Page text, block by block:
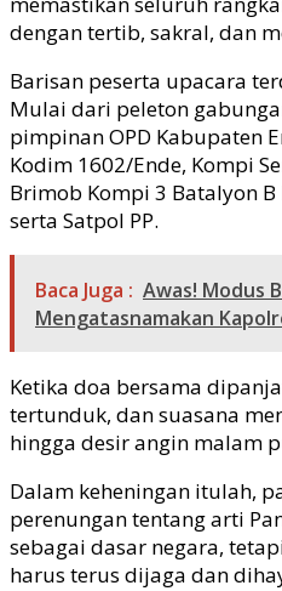
dengan tertib, sakral, dan
Barisan peserta upacara
Mulai dari peleton
pimpinan OPD Kabupaten
Kodim 1602/Ende, Kompi
Brimob Kompi 3 Batalyon B
serta Satpol PP.
Baca Juga : Awas! Modus
Mengatasnamakan
Ketika doa bersama
tertunduk, dan suasana
hingga desir angin malam
Dalam keheningan itulah,
perenungan tentang arti
sebagai dasar negara,
harus terus dijaga dan